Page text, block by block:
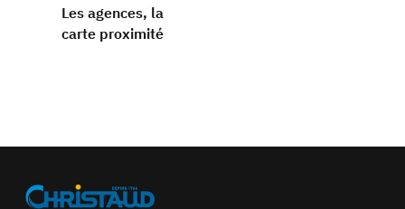
Les agences, la
carte proximité